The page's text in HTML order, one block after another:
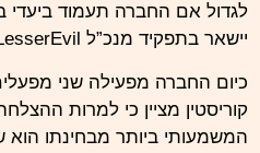
לגדול אם החברה תעמוד ביעדי
יישאר בתפקיד מנכ”ל LesserEvil גם לאחר הרכישה.
קוריסטין מציין כי למרות
המשמעותי ביותר מבחינתו הוא